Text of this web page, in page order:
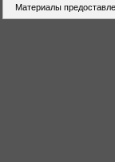
Материалы